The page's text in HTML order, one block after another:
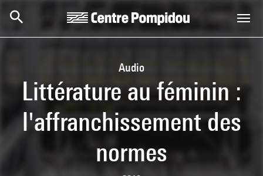
Audio
Littérature au féminin :
l'affranchissement des
normes